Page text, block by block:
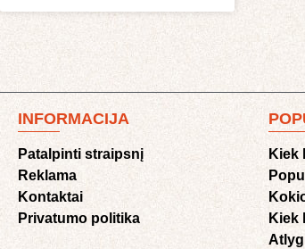
INFORMACIJA
Patalpinti straipsnį
Reklama
Kontaktai
Privatumo politika
Kiek
Kiek